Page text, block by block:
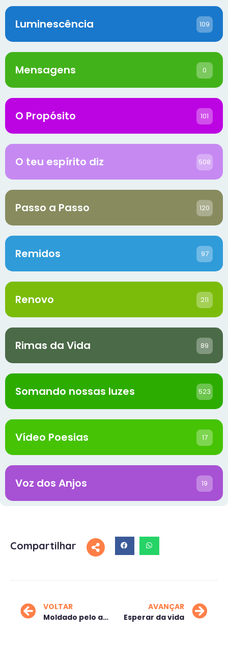
Luminescência 109
Mensagens 0
O Propósito 101
O teu espírito diz 508
Passo a Passo 120
Remidos 97
Renovo 211
Rimas da Vida 89
Somando nossas luzes 523
Vídeo Poesias 17
Voz dos Anjos 19
Compartilhar
VOLTAR
Moldado pelo ambiente
AVANÇAR
Esperar da vida